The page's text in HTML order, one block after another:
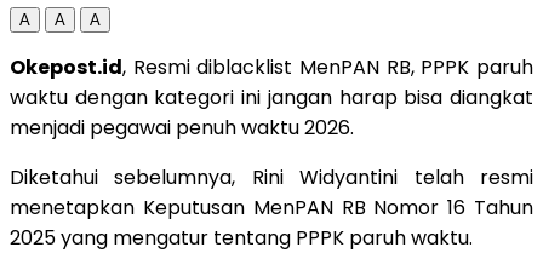
A A A
Okepost.id, Resmi diblacklist MenPAN RB, PPPK paruh
waktu dengan kategori ini jangan harap bisa diangkat
menjadi pegawai penuh waktu 2026.
Diketahui sebelumnya, Rini Widyantini telah resmi
menetapkan Keputusan MenPAN RB Nomor 16 Tahun
2025 yang mengatur tentang PPPK paruh waktu.